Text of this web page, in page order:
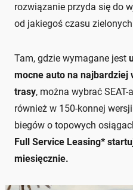
rozwiązanie przyda się do
od jakiegoś czasu
Tam, gdzie wymagane jest
mocne auto na najbardziej
trasy, można wybrać
również w 150-konnej
biegów o topowych
Full Service Leasing*
miesięcznie.